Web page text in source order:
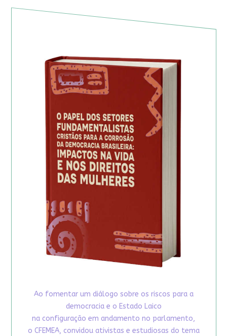
Ao fomentar um diálogo sobre os riscos para a
democracia e o Estado Laico
na configuração em andamento no parlamento,
o CFEMEA, convidou ativistas e estudiosas do tema